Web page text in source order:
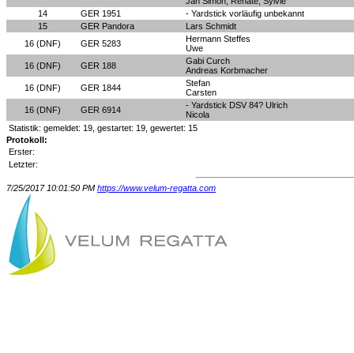
14
GER 1951
- Yardstick vorläufig unbekannt
15
GER Pandora
Lars Schmidt
16 (DNF)
GER 5283
Hermann Steffes
Uwe
16 (DNF)
GER 188
Gabi Curch
Andreas Korbmacher
16 (DNF)
GER 1844
Stefan
Carsten
16 (DNF)
GER 6914
- Yardstick DSV 84? Ulrich
Nicola
Statistik: gemeldet: 19, gestartet: 19, gewertet: 15
Protokoll:
Erster:
Letzter:
7/25/2017 10:01:50 PM https://www.velum-regatta.com